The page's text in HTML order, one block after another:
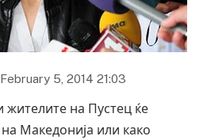
5, 2014 21:03
на Пустец ќе
Македонија или како